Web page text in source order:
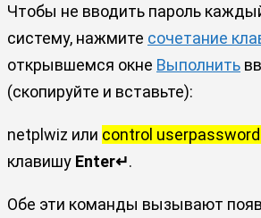
Чтобы не вводить пароль
систему, нажмите сочетание
открывшемся окне Выполнить
(скопируйте и вставьте):
netplwiz или control
клавишу Enter↵.
Обе эти команды вызывают